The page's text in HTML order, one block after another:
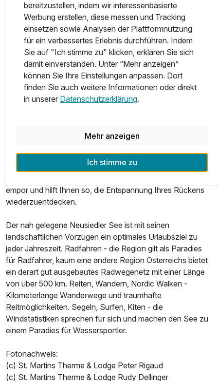
Die St. Martins Therme liegt nur 15 Minuten mit dem Auto
vom Schloss Halbturn entfernt. Die großzügige Wellness-
und Thermalwasserwelt mit Innen- und Außenbecken,
ausgedehnten Ruheräumen mit Ausblick in die Natur und
Liegebereichen auf der Halbinsel des Thermeneigenen
Sees bildet den „klassischen“ Teil des Angebots.
Außerdem gibt es eine Sommerbar im Freien, und für die
kühlere Jahreszeit ein gemütliches Kaminzimmer, das den
Jahrein, jahraus wird das kostbare Nass der dritten
anerkannten Heilquelle des Burgenlandes aus den Tiefen
des Gesteins gepumpt. Natrium- Hydrogencarbonat-
Chlorid-Thermal-Mineralwasser sprudelt wunderbar warm
empor und hilft Ihnen so, die Entspannung Ihres Rückens
wiederzuentdecken.
Der nah gelegene Neusiedler See ist mit seinen
landschaftlichen Vorzügen ein optimales Urlaubsziel zu
jeder Jahreszeit. Radfahren - die Region gilt als Paradies
für Radfahrer, kaum eine andere Region Österreichs bietet
ein derart gut ausgebautes Radwegenetz mit einer Länge
von über 500 km. Reiten, Wandern, Nordic Walken -
Kilometerlange Wanderwege und traumhafte
Reitmöglichkeiten. Segeln, Surfen, Kiten - die
Windstatistiken sprechen für sich und machen den See zu
einem Paradies für Wassersportler.
Fotonachweis:
(c) St. Martins Therme & Lodge Peter Rigaud
(c) St. Martins Therme & Lodge Rudy Dellinger
bereitzustellen, indem wir interessenbasierte
Werbung erstellen, diese messen und Tracking
einsetzen sowie Analysen der Plattformnutzung
für ein verbessertes Erlebnis durchführen. Indem
Sie auf "Ich stimme zu" klicken, erklären Sie sich
damit einverstanden. Unter “Mehr anzeigen”
können Sie Ihre Einstellungen anpassen. Dort
finden Sie auch weitere Informationen oder direkt
in unserer Datenschutzerklärung.
Mehr anzeigen
Ich stimme zu